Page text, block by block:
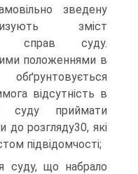
зведену
зміст
справ суду.
положеннями в
відсутність в
суду приймати
до розгляду30, які
підвідомчості;
суду, що набрало